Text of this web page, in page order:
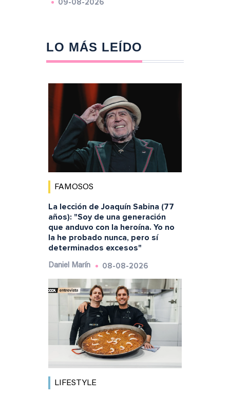
09-08-2026
LO MÁS LEÍDO
FAMOSOS
La lección de Joaquín Sabina (77
años): "Soy de una generación
que anduvo con la heroína. Yo no
la he probado nunca, pero sí
determinados excesos"
Daniel Marín 08-08-2026
LIFESTYLE